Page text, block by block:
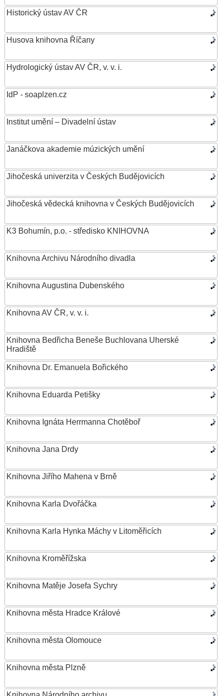
Historický ústav AV ČR
Husova knihovna Říčany
Hydrologický ústav AV ČR, v. v. i.
IdP - soaplzen.cz
Institut umění – Divadelní ústav
Janáčkova akademie múzických umění
Jihočeská univerzita v Českých Budějovicích
Jihočeská vědecká knihovna v Českých Budějovicích
K3 Bohumín, p.o. - středisko KNIHOVNA
Knihovna Archivu Národního divadla
Knihovna Augustina Dubenského
Knihovna AV ČR, v. v. i.
Knihovna Bedřicha Beneše Buchlovana Uherské
Hradiště
Knihovna Dr. Emanuela Bořického
Knihovna Eduarda Petišky
Knihovna Ignáta Herrmanna Chotěboř
Knihovna Jana Drdy
Knihovna Jiřího Mahena v Brně
Knihovna Karla Dvořáčka
Knihovna Karla Hynka Máchy v Litoměřicích
Knihovna Kroměřížska
Knihovna Matěje Josefa Sychry
Knihovna města Hradce Králové
Knihovna města Olomouce
Knihovna města Plzně